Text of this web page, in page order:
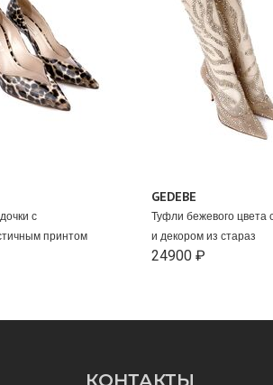
с
принтом
GEDEBE
Туфли бежевого цвета
и декором из стараз
24900 ₽